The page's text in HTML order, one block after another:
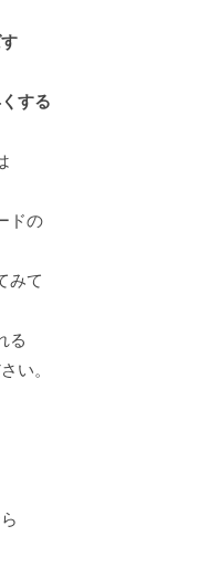
する
ドの
みて
る
い。